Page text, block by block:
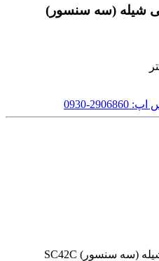
شیله (سه سنسور)
0930